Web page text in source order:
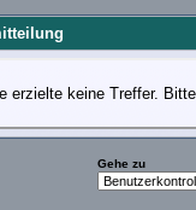
erzielte keine Treffer.
Gehe zu